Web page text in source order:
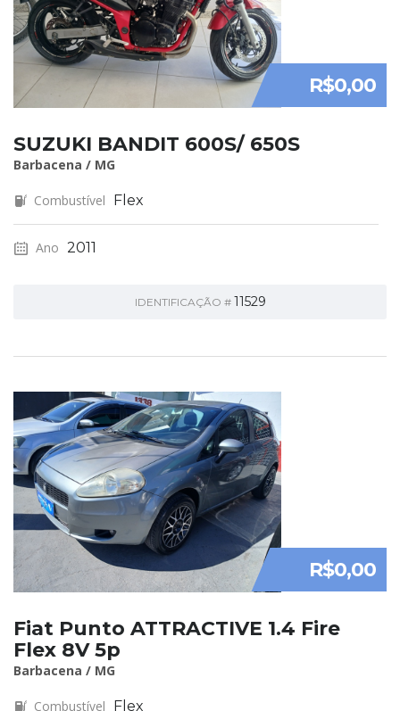
R$0,00
SUZUKI BANDIT 600S/ 650S
Barbacena / MG
Combustível Flex
Ano 2011
IDENTIFICAÇÃO # 11529
R$0,00
Fiat Punto ATTRACTIVE 1.4 Fire
Flex 8V 5p
Barbacena / MG
Combustível Flex